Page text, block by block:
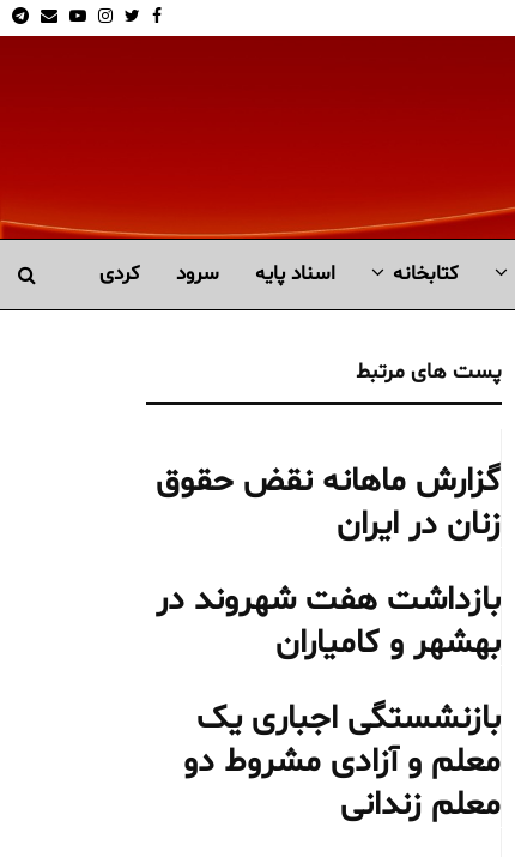
Facebook
Twitter
Instagram
Youtube
Email
کتابخانە اسناد پایه سرود کردی
پست های مرتبط
گزارش ماهانه نقض حقوق
زنان در ایران
بازداشت هفت شهروند در
بهشهر و کامیاران
بازنشستگی اجباری یک
معلم و آزادی مشروط دو
معلم زندانی